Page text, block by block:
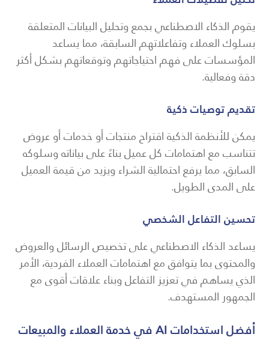
يقوم الذكاء الاصطناعي بجمع وتحليل البيانات المتعلقة
بسلوك العملاء وتفاعلاتهم السابقة، مما يساعد
المؤسسات على فهم احتياجاتهم وتوقعاتهم بشكل أكثر
دقة وفعالية.
تقديم توصيات ذكية
يمكن للأنظمة الذكية اقتراح منتجات أو خدمات أو عروض
تتناسب مع اهتمامات كل عميل بناءً على بياناته وسلوكه
السابق، مما يرفع احتمالية الشراء ويزيد من قيمة العميل
على المدى الطويل.
تحسين التفاعل الشخصي
يساعد الذكاء الاصطناعي على تخصيص الرسائل والعروض
والمحتوى بما يتوافق مع اهتمامات العملاء الفردية، الأمر
الذي يساهم في تعزيز التفاعل وبناء علاقات أقوى مع
الجمهور المستهدف.
أفضل استخدامات AI في خدمة العملاء والمبيعات